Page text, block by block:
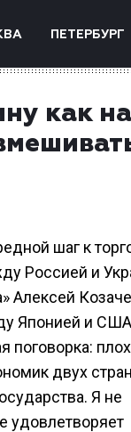
ПЕТЕРБУРГ
как на
шаг к
Россией и
Алексей
Японией и
поговорка:
двух
Я не
удовлетворяет